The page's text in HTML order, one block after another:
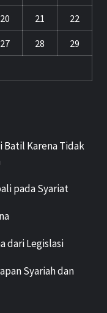
20 21 22
27 28 29
Batil Karena Tidak
pada Syariat
dari Legislasi
Syariah dan